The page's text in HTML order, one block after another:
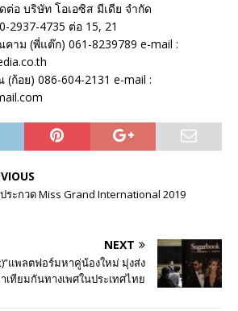
อ บริษัท โอเอซิส มีเดีย จำกัด
2937-4735 ต่อ 15, 21
ม (พี่แต๊ก) 061-8239789 e-mail :
อย) 086-604-2131 e-mail :
ระกวด Miss Grand International 2019
NEXT
แพลตฟอร์มหาคู่น้องใหม่ มุ่งส่ง
เทียมกันทางเพศในประเทศไทย